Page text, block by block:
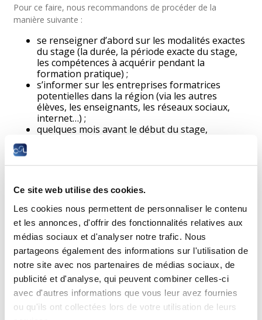
Ce site web utilise des cookies.
Les cookies nous permettent de personnaliser le contenu
et les annonces, d'offrir des fonctionnalités relatives aux
médias sociaux et d'analyser notre trafic. Nous
partageons également des informations sur l'utilisation de
notre site avec nos partenaires de médias sociaux, de
publicité et d'analyse, qui peuvent combiner celles-ci
avec d'autres informations que vous leur avez fournies
ou qu'ils ont collectées lors de votre utilisation de leurs
Pour ce faire, nous recommandons de procéder de la
manière suivante :
se renseigner d’abord sur les modalités exactes
du stage (la durée, la période exacte du stage,
les compétences à acquérir pendant la
formation pratique) ;
s’informer sur les entreprises formatrices
potentielles dans la région (via les autres
élèves, les enseignants, les réseaux sociaux,
internet…) ;
quelques mois avant le début du stage,
proposer l’entreprise disposée à te prendre en
entreprise est autorisée à former des
stagiaires.
Si l’élève stagiaire n’a pas trouvé d’organisme de formation
malgré les démarches qu’il a entreprises, il peut demander le
soutien de l’Office des stages.
(dernièremise à jour au 20.04.2021)
Faut-il signer une convention de stage ?
Oui, une convention de stage de formation doit être établie